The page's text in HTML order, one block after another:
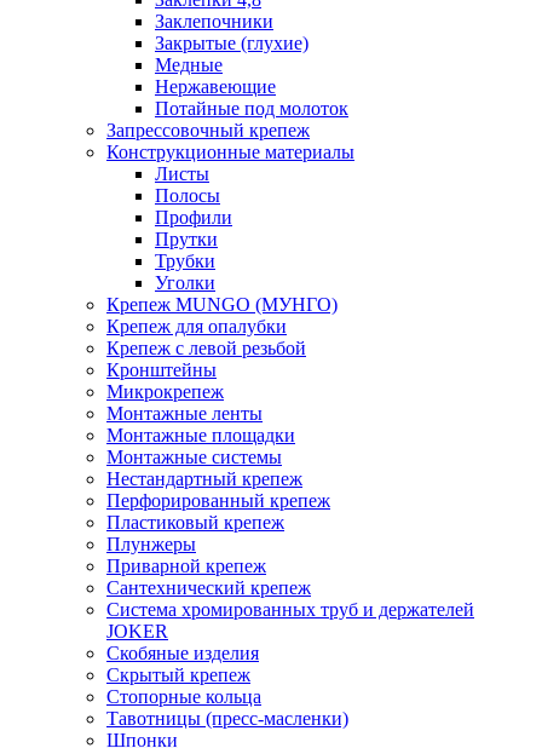
Заклепочники
Закрытые (глухие)
Медные
Нержавеющие
Потайные под молоток
Запрессовочный крепеж
Конструкционные материалы
Листы
Полосы
Профили
Прутки
Трубки
Уголки
Крепеж MUNGO (МУНГО)
Крепеж для опалубки
Крепеж с левой резьбой
Кронштейны
Микрокрепеж
Монтажные ленты
Монтажные площадки
Монтажные системы
Нестандартный крепеж
Перфорированный крепеж
Пластиковый крепеж
Плунжеры
Приварной крепеж
Сантехнический крепеж
Система хромированных труб и держателей
JOKER
Скобяные изделия
Скрытый крепеж
Стопорные кольца
Тавотницы (пресс-масленки)
Шпонки